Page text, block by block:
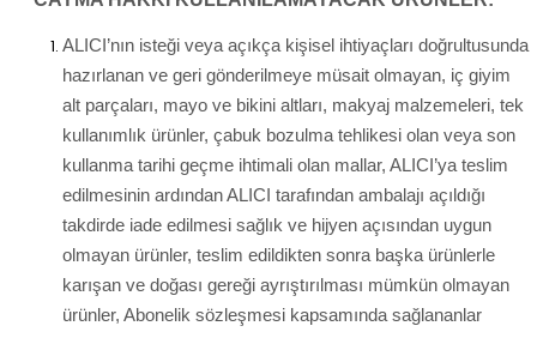
ALICI’nın isteği veya açıkça kişisel ihtiyaçları doğrultusunda
hazırlanan ve geri gönderilmeye müsait olmayan, iç giyim
alt parçaları, mayo ve bikini altları, makyaj malzemeleri, tek
kullanımlık ürünler, çabuk bozulma tehlikesi olan veya son
kullanma tarihi geçme ihtimali olan mallar, ALICI’ya teslim
edilmesinin ardından ALICI tarafından ambalajı açıldığı
takdirde iade edilmesi sağlık ve hijyen açısından uygun
olmayan ürünler, teslim edildikten sonra başka ürünlerle
karışan ve doğası gereği ayrıştırılması mümkün olmayan
ürünler, Abonelik sözleşmesi kapsamında sağlananlar